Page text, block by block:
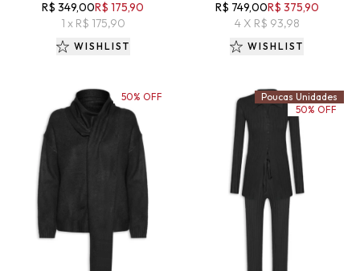
R$ 349,00R$ 175,90
1 x R$ 175,90
WISHLIST
R$ 749,00R$ 375,90
4 X R$ 93,98
WISHLIST
50% OFF
Poucas Unidades
50% OFF